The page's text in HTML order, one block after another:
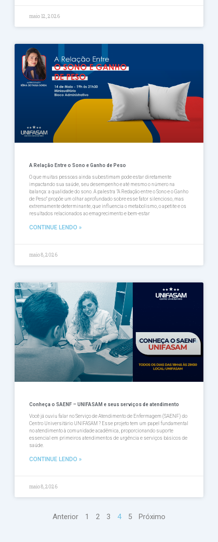
maio 12, 2026
A Relação Entre o Sono e Ganho de Peso
O que muitas pessoas ainda subestimam pode estar diretamente
impactando sua saúde, seu desempenho e até mesmo o número na
balança: a qualidade do sono. A palestra ”A Redação entre o Sono e o Ganho
de Peso” propõe um olhar aprofundado sobre esse fator silencioso, mas
extremamente determinante, que influencia o metabolismo, o apetite e os
resultados relacionados ao emagrecimento e bem-estar
CONTINUE LENDO »
maio 8, 2026
Conheça o SAENF – UNIFASAM e seus serviços de atendimento
Você já ouviu falar no Serviço de Atendimento de Enfermagem (SAENF) do
Centro Universitário UNIFASAM ? Esse projeto tem um papel fundamental
no atendimento à comunidade acadêmica, proporcionando suporte
essencial em primeiros atendimentos de urgência e serviços básicos de
saúde.
CONTINUE LENDO »
maio 8, 2026
Anterior 1 2 3 4 5 Próximo